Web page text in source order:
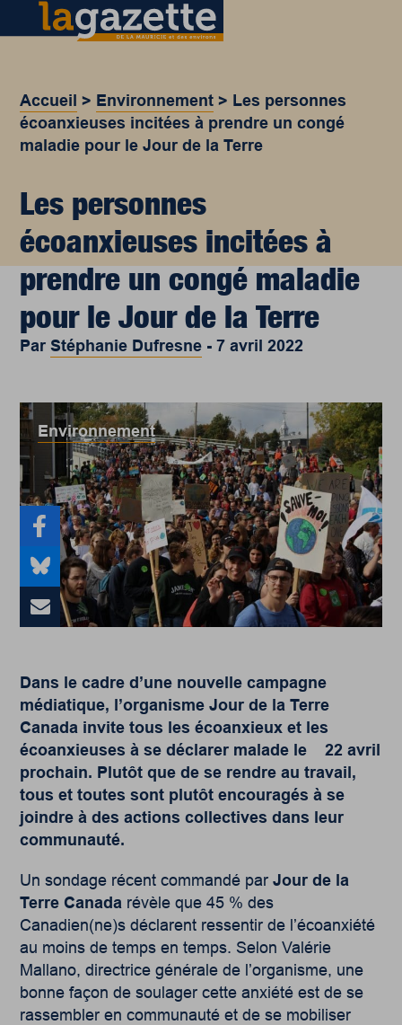
Accueil > Environnement > Les personnes
écoanxieuses incitées à prendre un congé
maladie pour le Jour de la Terre
Les personnes
écoanxieuses incitées à
prendre un congé maladie
pour le Jour de la Terre
ParStéphanie Dufresne -7 avril 2022
Environnement
Dans le cadre d’une nouvelle campagne
médiatique, l’organisme Jour de la Terre
Canada invite tous les écoanxieux et les
écoanxieuses à se déclarer malade le22 avril
prochain. Plutôt que de se rendre au travail,
tous et toutes sont plutôt encouragés à se
joindre à des actions collectives dans leur
communauté.
Un sondage récent commandé parJour de la
Terre Canada révèle que 45 % des
Canadien(ne)s déclarent ressentir de l’écoanxiété
au moins de temps en temps. Selon Valérie
Mallano, directrice générale de l’organisme, une
bonne façon de soulager cette anxiété est de se
rassembler en communauté et de se mobiliser